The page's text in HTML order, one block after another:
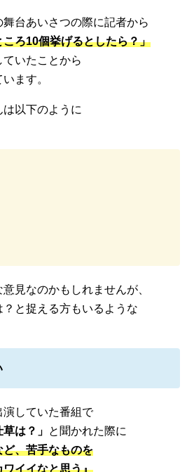
台あいさつの際に記者から
ろ10個挙げるとしたら？」
いたことから
ます。
以下のように
見なのかもしれませんが、
と捉える方もいるような
演していた番組で
は？」 と聞かれた際に
、苦手なものを
イイなと思う』